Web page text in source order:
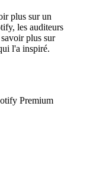
plus sur un
les auditeurs
plus sur
l'a inspiré.
Premium